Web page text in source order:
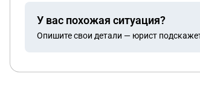
У вас похожая ситуация?
Опишите свои детали — юрист